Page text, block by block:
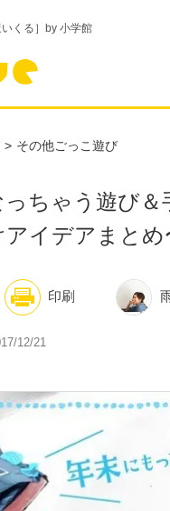
くる］by 小学館
その他ごっこ遊び
ちゃう遊び
アイデアまとめ
印刷
12/21